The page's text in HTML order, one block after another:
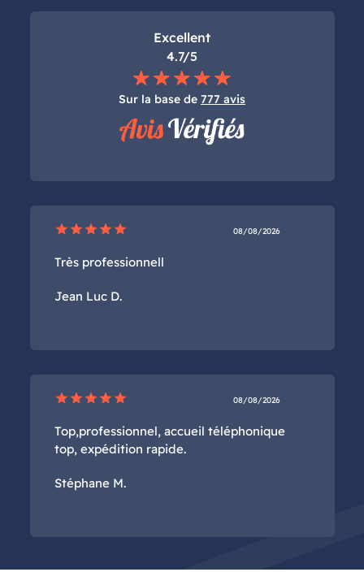
Excellent
4.7/5
Sur la base de 777 avis
star star star star star 08/08/2026
Très professionnell
Jean Luc D.
star star star star star 08/08/2026
Top,professionnel, accueil téléphonique
top, expédition rapide.
Stéphane M.